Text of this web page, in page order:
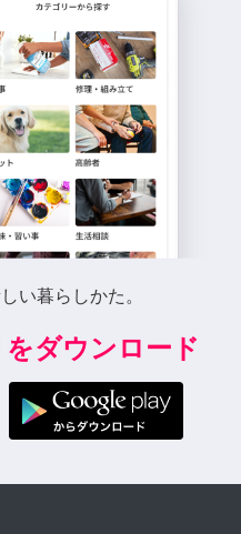
い暮らしかた。
ダウンロード